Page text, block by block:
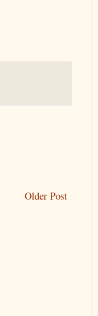
Older Post